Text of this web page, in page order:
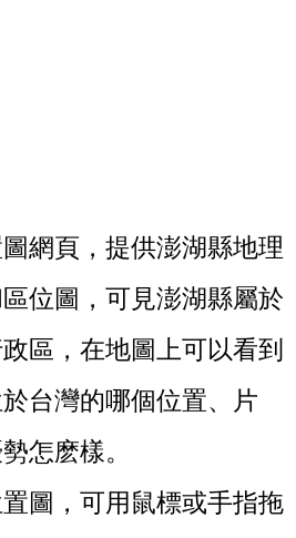
網頁，提供澎湖縣地理
位圖，可見澎湖縣屬於
區，在地圖上可以看到
台灣的哪個位置、片
怎麽樣。
圖，可用鼠標或手指拖